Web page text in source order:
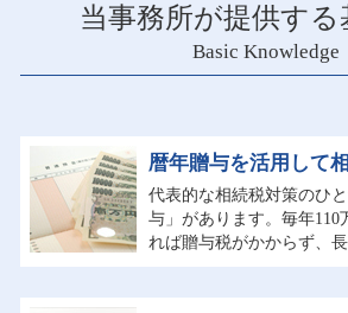
当事務所が提供する
Basic Knowledge
暦年贈与を活用して
代表的な相続税対策のひ
与」があります。毎年110
れば贈与税がかからず、